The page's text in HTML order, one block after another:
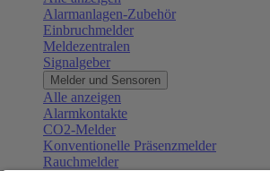
Alarmanlagen-Zubehör
Einbruchmelder
Meldezentralen
Signalgeber
Melder und Sensoren
Alle anzeigen
Alarmkontakte
CO2-Melder
Konventionelle Präsenzmelder
Rauchmelder